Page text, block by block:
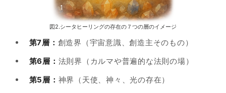
図2.シータヒーリングの存在の７つの層のイメージ
第7層： 創造界（宇宙意識、創造主そのもの）
第6層： 法則界（カルマや普遍的な法則の場）
第5層： 神界（天使、神々、光の存在）